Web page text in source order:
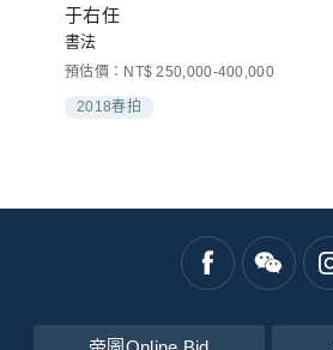
于右任
書法
預估價：NT$ 250,000-400,000
2018春拍